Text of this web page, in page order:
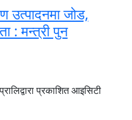
उत्पादनमा जोड,
: मन्त्री पुन
प्रकाशित आइसिटी